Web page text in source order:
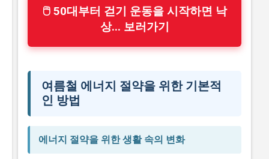
🖱 50대부터 걷기 운동을 시작하면 낙
상... 보러가기
여름철 에너지 절약을 위한 기본적
인 방법
에너지 절약을 위한 생활 속의 변화